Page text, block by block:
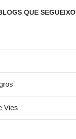
QUE SEGUEIXO
Vies